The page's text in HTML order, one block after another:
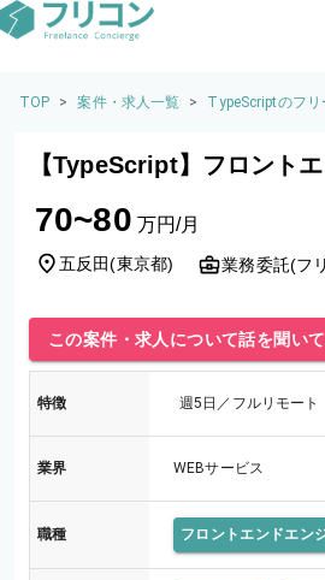
TOP > 案件・求人一覧 > TypeScriptのフ
【TypeScript】フロント
70~80 万円/月
五反田(東京都) 業務委託(フ
この案件・求人について話を聞い
特徴 週5日／フルリモート
業界 WEBサービス
職種 フロントエンドエン